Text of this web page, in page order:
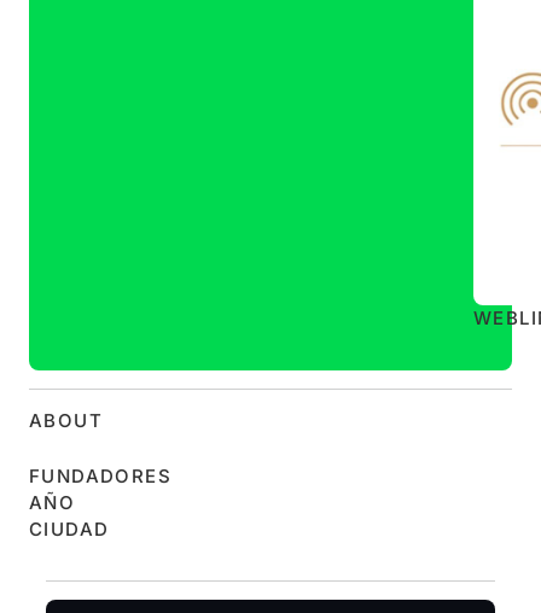
WEB
ABOUT
FUNDADORES
AÑO
CIUDAD